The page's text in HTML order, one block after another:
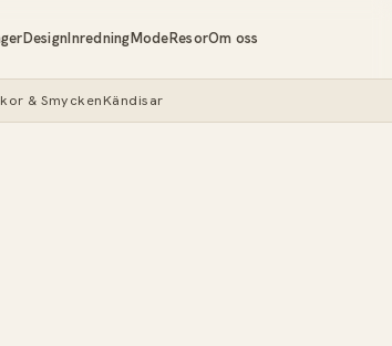
DesignInredningModeResorOm oss
& SmyckenKändisar